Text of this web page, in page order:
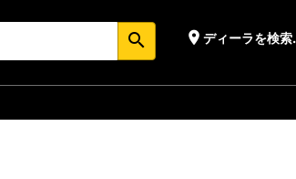
search place ディーラを検索